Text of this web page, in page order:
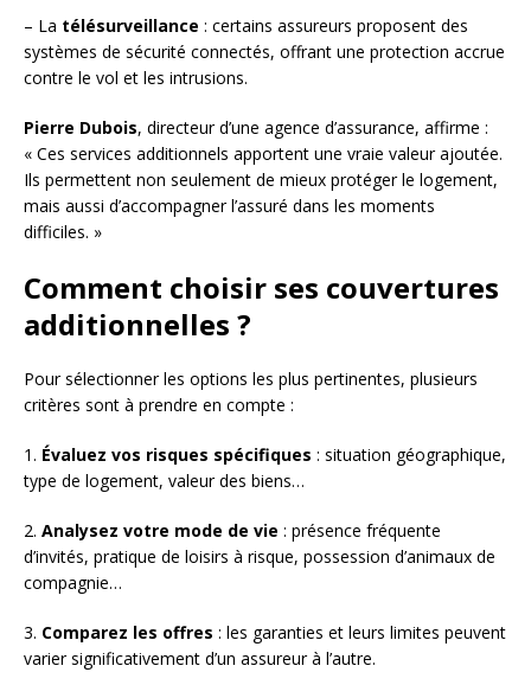
– La télésurveillance : certains assureurs proposent des
systèmes de sécurité connectés, offrant une protection accrue
contre le vol et les intrusions.
Pierre Dubois, directeur d’une agence d’assurance, affirme :
« Ces services additionnels apportent une vraie valeur ajoutée.
Ils permettent non seulement de mieux protéger le logement,
mais aussi d’accompagner l’assuré dans les moments
difficiles. »
Comment choisir ses couvertures
additionnelles ?
Pour sélectionner les options les plus pertinentes, plusieurs
critères sont à prendre en compte :
1. Évaluez vos risques spécifiques : situation géographique,
type de logement, valeur des biens…
2. Analysez votre mode de vie : présence fréquente
d’invités, pratique de loisirs à risque, possession d’animaux de
compagnie…
3. Comparez les offres : les garanties et leurs limites peuvent
varier significativement d’un assureur à l’autre.